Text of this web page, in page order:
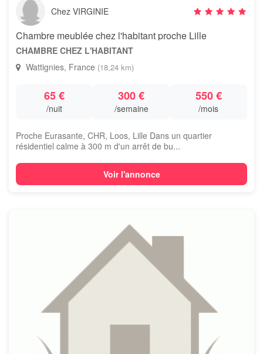
Chez VIRGINIE
Chambre meublée chez l'habitant proche Lille
CHAMBRE CHEZ L'HABITANT
Wattignies, France (18,24 km)
65 €
/nuit
300 €
/semaine
550 €
/mois
Proche Eurasante, CHR, Loos, Lille Dans un quartier
résidentiel calme à 300 m d'un arrêt de bu...
Voir l'annonce